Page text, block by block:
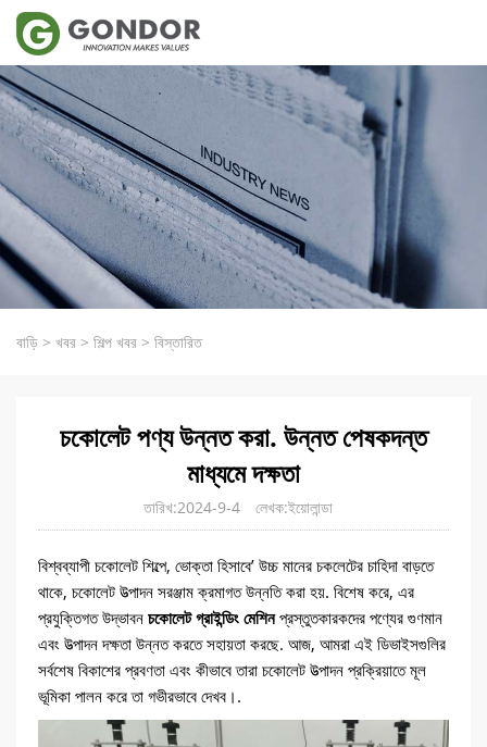
বাড়ি > খবর > শিল্প খবর > বিস্তারিত
চকোলেট পণ্য উন্নত করা. উন্নত পেষকদন্ত
মাধ্যমে দক্ষতা
তারিখ:2024-9-4 লেখক:ইয়োলান্ডা
বিশ্বব্যাপী চকোলেট শিল্পে, ভোক্তা হিসাবে’ উচ্চ মানের চকলেটের চাহিদা বাড়তে
থাকে, চকোলেট উত্পাদন সরঞ্জাম ক্রমাগত উন্নতি করা হয়. বিশেষ করে, এর
প্রযুক্তিগত উদ্ভাবন চকোলেট গ্রাইন্ডিং মেশিনপ্রস্তুতকারকদের পণ্যের গুণমান
এবং উত্পাদন দক্ষতা উন্নত করতে সহায়তা করছে. আজ, আমরা এই ডিভাইসগুলির
সর্বশেষ বিকাশের প্রবণতা এবং কীভাবে তারা চকোলেট উত্পাদন প্রক্রিয়াতে মূল
ভূমিকা পালন করে তা গভীরভাবে দেখব।.